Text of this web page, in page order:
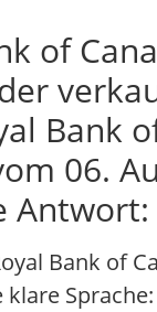
of
Bank
06.
Antwort:
Bank of
klare